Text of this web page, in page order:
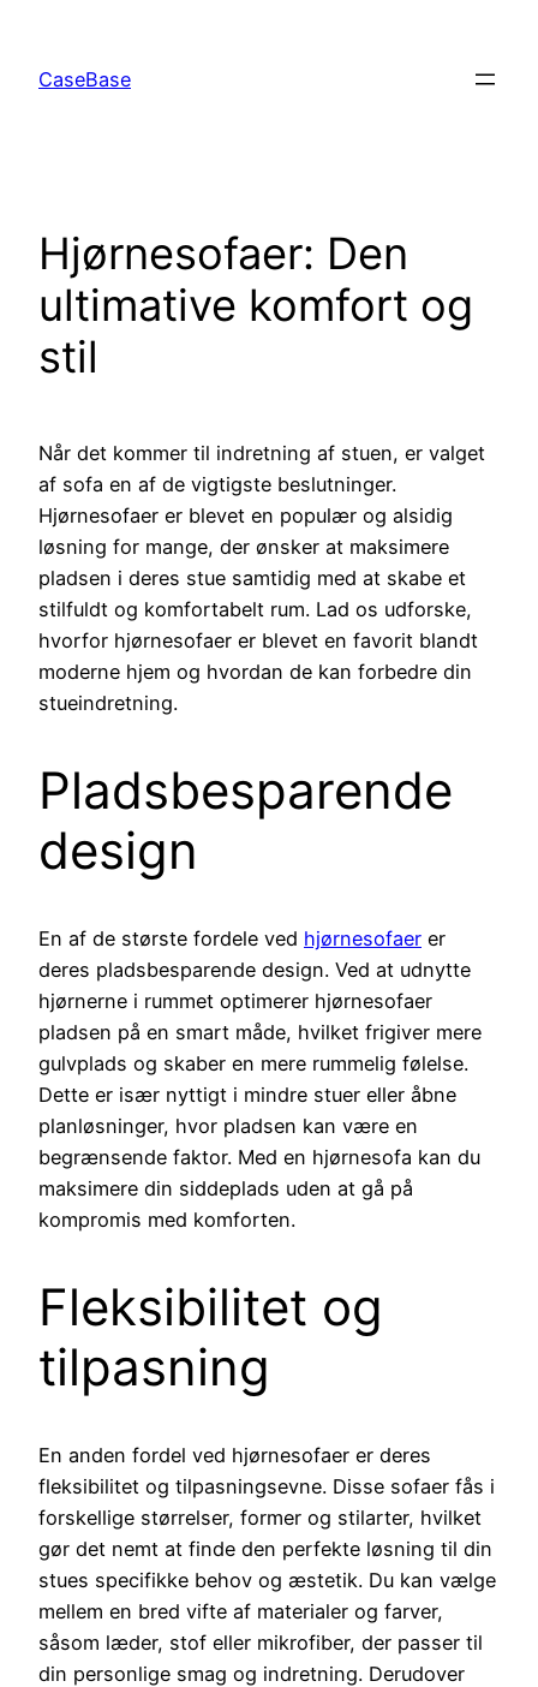
indhold
CaseBase
Hjørnesofaer: Den
ultimative komfort og
stil
Når det kommer til indretning af stuen, er valget
af sofa en af de vigtigste beslutninger.
Hjørnesofaer er blevet en populær og alsidig
løsning for mange, der ønsker at maksimere
pladsen i deres stue samtidig med at skabe et
stilfuldt og komfortabelt rum. Lad os udforske,
hvorfor hjørnesofaer er blevet en favorit blandt
moderne hjem og hvordan de kan forbedre din
stueindretning.
Pladsbesparende
design
En af de største fordele ved hjørnesofaer er
deres pladsbesparende design. Ved at udnytte
hjørnerne i rummet optimerer hjørnesofaer
pladsen på en smart måde, hvilket frigiver mere
gulvplads og skaber en mere rummelig følelse.
Dette er især nyttigt i mindre stuer eller åbne
planløsninger, hvor pladsen kan være en
begrænsende faktor. Med en hjørnesofa kan du
maksimere din siddeplads uden at gå på
kompromis med komforten.
Fleksibilitet og
tilpasning
En anden fordel ved hjørnesofaer er deres
fleksibilitet og tilpasningsevne. Disse sofaer fås i
forskellige størrelser, former og stilarter, hvilket
gør det nemt at finde den perfekte løsning til din
stues specifikke behov og æstetik. Du kan vælge
mellem en bred vifte af materialer og farver,
såsom læder, stof eller mikrofiber, der passer til
din personlige smag og indretning. Derudover